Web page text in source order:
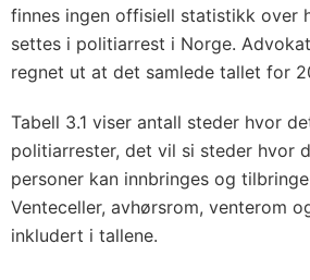
finnes ingen offisiell statistikk over
settes i politiarrest i Norge.
regnet ut at det samlede tallet for
Tabell 3.1 viser antall steder hvor
politiarrester, det vil si steder hvor
personer kan innbringes og
Venteceller, avhørsrom, venterom
inkludert i tallene.